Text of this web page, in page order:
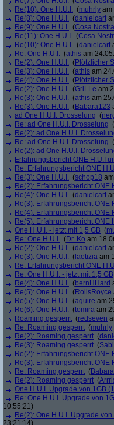
Re(10): One H.U.I. (muhrly am
Re(8): One H.U.I. (danielcart
Re(9): One H.U.I. (Cosa Nostra
Re(11): One H.U.I. (Cosa
Re(10): One H.U.I. (danielcart
Re: One H.U.I. (athis am
Re(2): One H.U.I. (Plötzlicher
Re(3): One H.U.I. (athis am
Re(4): One H.U.I. (Plötzlicher
Re(2): One H.U.I. (GriLLe am
Re(3): One H.U.I. (athis am
Re(3): One H.U.I. (Babara123
ad One H.U.I. Drosselung (
Re: ad One H.U.I. Drosselung (
Re(2): ad One H.U.I.
Re: ad One H.U.I. Drosselung (
Re(2): ad One H.U.I.
Erfahrungsbericht ONE H.U.I
Re: Erfahrungsbericht ONE
Re(3): One H.U.I. (schop18
Re(2): Erfahrungsbericht ONE
Re(4): One H.U.I. (danielcart
Re(3): Erfahrungsbericht ONE
Re(4): Erfahrungsbericht ONE
Re(5): Erfahrungsbericht ONE
One H.U.I. - jetzt mit 1,5 GB (
Re: One H.U.I. (Dr. Ko am
Re(2): One H.U.I. (danielcart
Re(3): One H.U.I. ( laetizia am
Re: Erfahrungsbericht ONE
Re: One H.U.I. - jetzt mit 1,5 GB
Re(4): One H.U.I. (bernHHard
Re(5): One H.U.I. (RollsRoyce
Re(5): One H.U.I. (aguire am
Re(6): One H.U.I. (tomira am
Roaming gesperrt (redseven
Re: Roaming gesperrt (muhrly
Re(2): Roaming gesperrt (
Re(3): Roaming gesperrt (
Re(2): Erfahrungsbericht ONE
Re(3): Erfahrungsbericht ONE
Re: Roaming gesperrt (
Re(2): Roaming gesperrt (
One H.U.I. Upgrade von 1GB
Re: One H.U.I. Upgrade von
10:55:21)
Re(2): One H.U.I. Upgrade von
23:21:14)